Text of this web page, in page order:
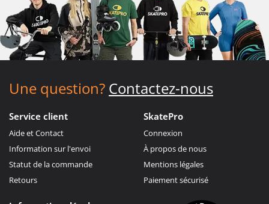
Une question? Contactez-nous
Service client
Aide et Contact
Information sur l'envoi
Statut de la commande
Retours
SkatePro
Connexion
À propos de nous
Mentions légales
Paiement sécurisé